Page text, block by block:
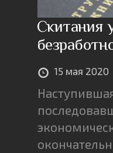
Скитания
15 мая 2020